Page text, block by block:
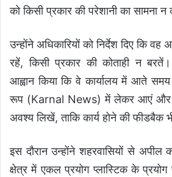
को किसी प्रकार की परेशानी का सामना
उन्होंने अधिकारियों को निर्देश दिए कि वह
रहें, किसी प्रकार की कोताही न
आह्वान किया कि वे कार्यालय में आते
रूप (Karnal News) में लेकर आएं और
अवश्य लिखें, ताकि कार्य होने की फीडबैक
इस दौरान उन्होंने शहरवासियों से अपील
क्षेत्र में एकल प्रयोग प्लास्टिक के